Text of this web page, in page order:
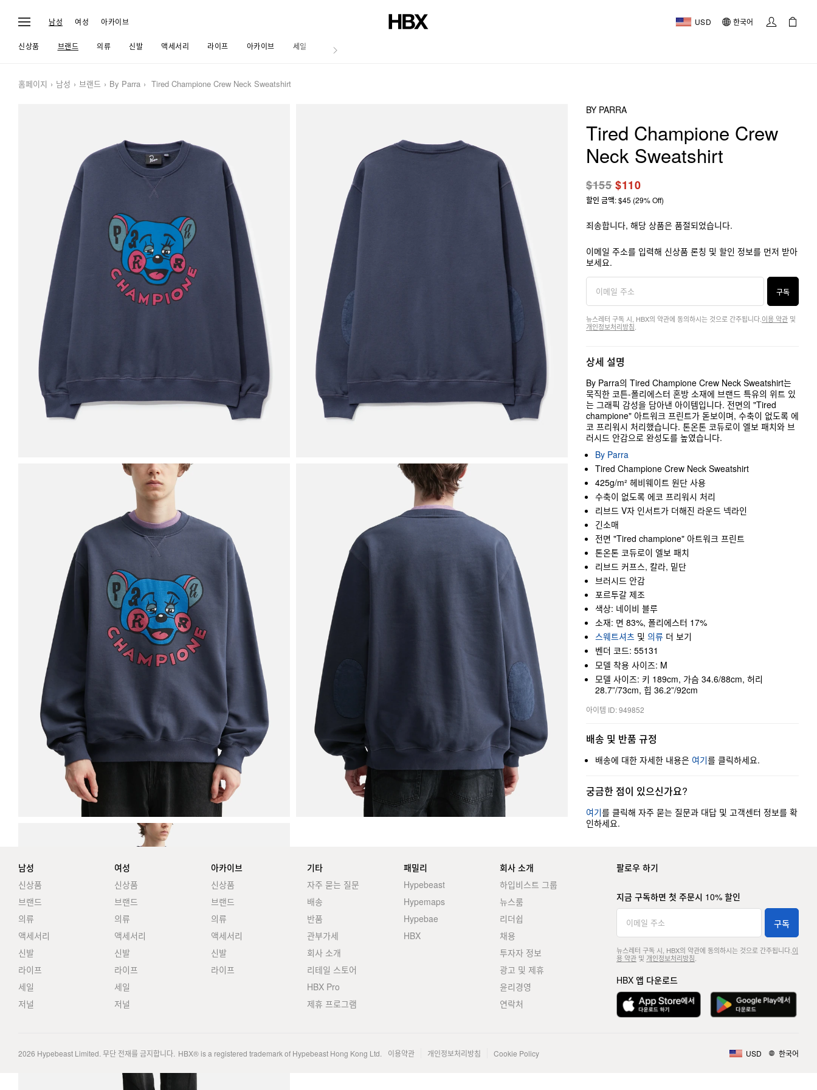
남성 여성 아카이브 USD 한국어
신상품 브랜드 의류 신발 액세서리 라이프 아카이브 세일 저널
홈페이지 남성 브랜드 By Parra Tired Champione Crew Neck Sweatshirt
BY PARRA
Tired Champione Crew
Neck Sweatshirt
$155$110
할인 금액: $45 (29% Off)
죄송합니다, 해당 상품은 품절되었습니다.
이메일 주소를 입력해 신상품 론칭 및 할인 정보를 먼저 받아
보세요.
구독
뉴스레터 구독 시, HBX의 약관에 동의하시는 것으로 간주됩니다. 이용 약관 및
개인정보처리방침
상세 설명
By Parra의 Tired Champione Crew Neck Sweatshirt는
묵직한 코튼-폴리에스터 혼방 소재에 브랜드 특유의 위트 있
는 그래픽 감성을 담아낸 아이템입니다. 전면의 "Tired
champione" 아트워크 프린트가 돋보이며, 수축이 없도록 에
코 프리워시 처리했습니다. 톤온톤 코듀로이 엘보 패치와 브
러시드 안감으로 완성도를 높였습니다.
By Parra
Tired Champione Crew Neck Sweatshirt
425g/m² 헤비웨이트 원단 사용
수축이 없도록 에코 프리워시 처리
리브드 V자 인서트가 더해진 라운드 넥라인
긴소매
전면 "Tired champione" 아트워크 프린트
톤온톤 코듀로이 엘보 패치
리브드 커프스, 칼라, 밑단
브러시드 안감
포르투갈 제조
색상: 네이비 블루
소재: 면 83%, 폴리에스터 17%
스웨트셔츠 및 의류 더 보기
벤더 코드: 55131
모델 착용 사이즈: M
모델 사이즈: 키 189cm, 가슴 34.6/88cm, 허리
28.7”/73cm, 힙 36.2”/92cm
아이템 ID: 949852
배송 및 반품 규정
배송에 대한 자세한 내용은 여기를 클릭하세요.
궁금한 점이 있으신가요?
여기를 클릭해 자주 묻는 질문과 대답 및 고객센터 정보를 확
인하세요.
남성
신상품
브랜드
의류
액세서리
신발
라이프
세일
저널
여성
신상품
브랜드
의류
액세서리
신발
라이프
세일
저널
아카이브
신상품
브랜드
의류
액세서리
신발
라이프
기타
자주 묻는 질문
배송
반품
관부가세
회사 소개
리테일 스토어
HBX Pro
제휴 프로그램
패밀리
Hypebeast
Hypemaps
Hypebae
HBX
회사 소개
하입비스트 그룹
뉴스룸
리더쉽
채용
투자자 정보
광고 및 제휴
윤리경영
연락처
팔로우 하기
지금 구독하면 첫 주문시 10% 할인
구독
뉴스레터 구독 시, HBX의 약관에 동의하시는 것으로 간주됩니다. 이
용 약관및 개인정보처리방침
HBX 앱 다운로드
2026 Hypebeast Limited. 무단 전재를 금지합니다. HBX® is a registered trademark of Hypebeast Hong Kong Ltd. 이용약관 개인정보처리방침 Cookie Policy USD 한국어